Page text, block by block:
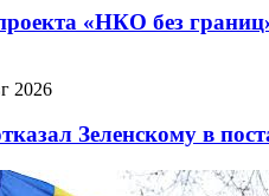
«НКО без
2026
Зеленскому в